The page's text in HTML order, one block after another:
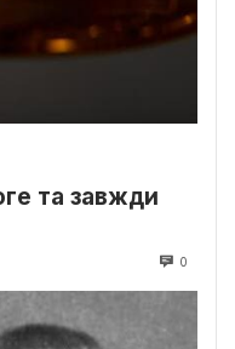
та завжди
0